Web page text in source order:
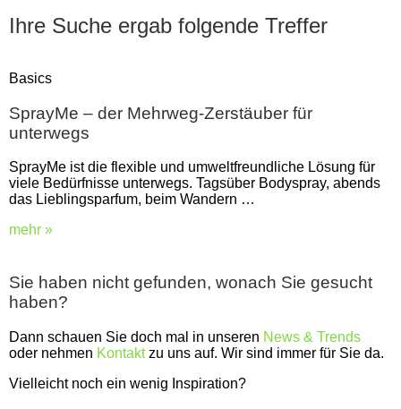
Ihre Suche ergab folgende Treffer
Basics
SprayMe – der Mehrweg-Zerstäuber für
unterwegs
SprayMe ist die flexible und umweltfreundliche Lösung für
viele Bedürfnisse unterwegs. Tagsüber Bodyspray, abends
das Lieblingsparfum, beim Wandern …
mehr »
Sie haben nicht gefunden, wonach Sie gesucht
haben?
Dann schauen Sie doch mal in unseren News & Trends
oder nehmen Kontaktzu uns auf. Wir sind immer für Sie da.
Vielleicht noch ein wenig Inspiration?